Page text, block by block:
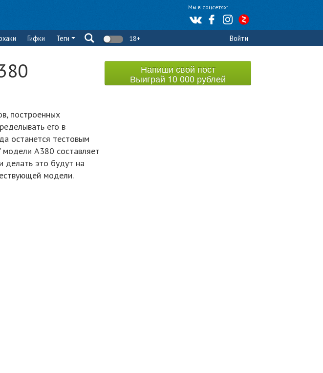
Мы в соцсетях:
Гифки Теги 18+ Войти
построенных
его в
останется тестовым
А380 составляет
делать это будут на
модели.
Напиши свой пост
Выиграй 10 000 рублей